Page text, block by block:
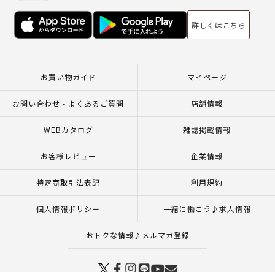
詳しくはこちら
お買い物ガイド マイページ
お問い合わせ - よくあるご質問 店舗情報
WEBカタログ 雑誌掲載情報
お客様レビュー 企業情報
特定商取引法表記 利用規約
個人情報ポリシー 一緒に働こう♪求人情報
おトクな情報♪メルマガ登録